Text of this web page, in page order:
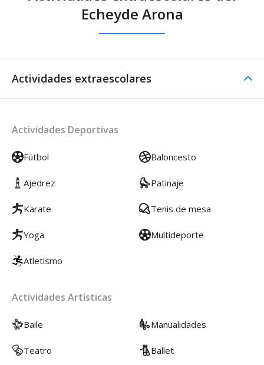
Echeyde Arona
Actividades extraescolares
Actividades Deportivas
Fútbol Baloncesto
Ajedrez Patinaje
Karate Tenis de mesa
Yoga Multideporte
Atletismo
Actividades Artísticas
Baile Manualidades
Teatro Ballet